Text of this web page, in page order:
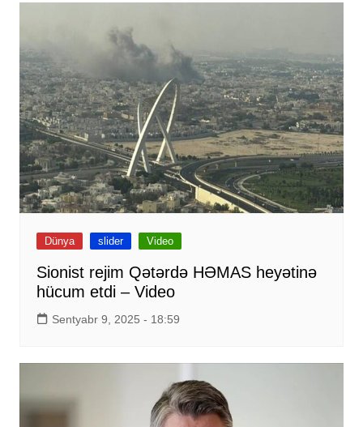
Dünya slider Video
Sionist rejim Qətərdə HƏMAS heyətinə
hücum etdi – Video
Sentyabr 9, 2025 - 18:59